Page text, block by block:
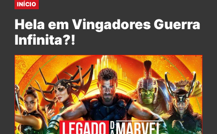
INÍCIO
Hela em Vingadores Guerra
Infinita?!